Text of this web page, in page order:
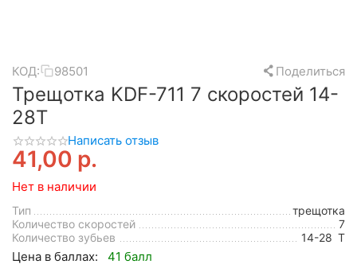
КОД: 98501 Поделиться
Трещотка KDF-711 7 скоростей 14-
28T
Написать отзыв
41,00 р.
Нет в наличии
Тип
трещотка
Количество скоростей
7
Количество зубьев
14-28 T
Цена в баллах:
41 балл